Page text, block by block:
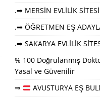
.➡ MERSİN EVLİLİK SİTESİ
.➡ ÖĞRETMEN EŞ
.➡ SAKARYA EVLİLİK
% 100 Doğrulanmış
Yasal ve Güvenilir
⇒
AVUSTURYA EŞ